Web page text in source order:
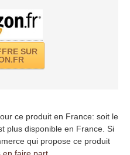
SUR
ce produit en France: soit le
plus disponible en France. Si
qui propose ce produit